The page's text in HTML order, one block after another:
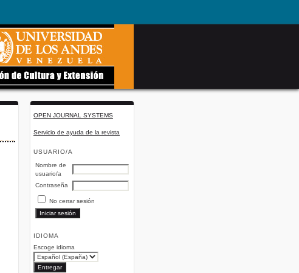
OPEN JOURNAL SYSTEMS
Servicio de ayuda de la revista
USUARIO/A
Nombre de
usuario/a
Contraseña
No cerrar sesión
IDIOMA
Escoge idioma